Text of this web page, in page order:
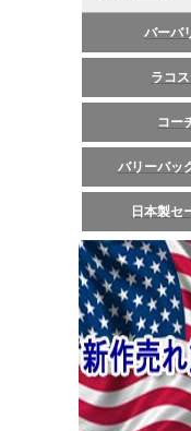
バーバ
ラコ
コー
バリーバッ
日本製セ